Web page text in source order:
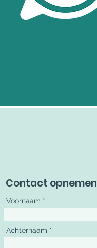
Contact opnemen
Voornaam
Achternaam